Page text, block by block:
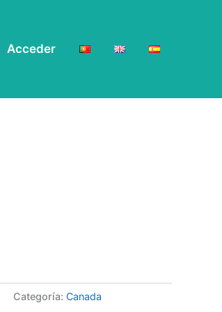
Acceder
Categoría: Canada